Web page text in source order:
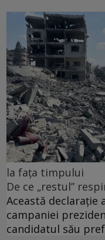
la fața timpului
De ce „restul”
Această declarație
campaniei
candidatul său